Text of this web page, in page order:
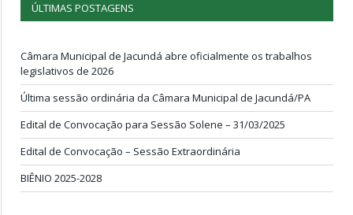
ÚLTIMAS POSTAGENS
Câmara Municipal de Jacundá abre oficialmente os trabalhos
legislativos de 2026
Última sessão ordinária da Câmara Municipal de Jacundá/PA
Edital de Convocação para Sessão Solene – 31/03/2025
Edital de Convocação – Sessão Extraordinária
BIÊNIO 2025-2028